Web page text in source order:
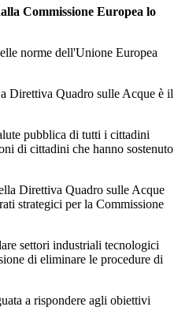
Commissione Europea lo
norme dell'Unione Europea
Direttiva Quadro sulle Acque è il
pubblica di tutti i cittadini
di cittadini che hanno sostenuto
Direttiva Quadro sulle Acque
strategici per la Commissione
settori industriali tecnologici
di eliminare le procedure di
a rispondere agli obiettivi